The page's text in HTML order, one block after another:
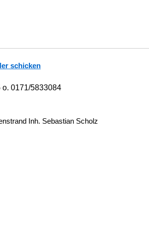
schicken
0171/5833084
Inh. Sebastian Scholz